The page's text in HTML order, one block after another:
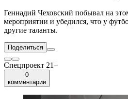
Геннадий Чеховский побывал на
мероприятии и убедился, что у
другие таланты.
Поделиться
Спецпроект 21+
0
комментарии